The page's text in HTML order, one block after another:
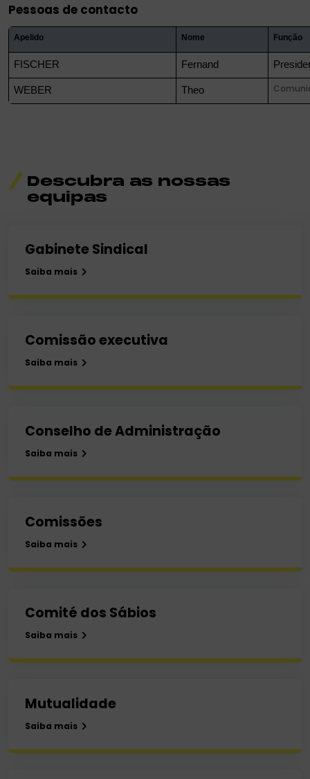
Pessoas de contacto
Apelido Nome Função
FISCHER Fernand
WEBER Theo
Descubra as nossas
equipas
Gabinete Sindical
Saiba mais
Comissão executiva
Saiba mais
Conselho de Administração
Saiba mais
Comissões
Saiba mais
Comité dos Sábios
Saiba mais
Mutualidade
Saiba mais